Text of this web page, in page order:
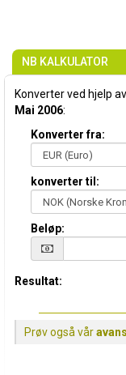
NB KALKULATOR
Konverter ved hjelp av
Mai 2006:
Konverter fra:
konverter til:
Beløp:
Resultat:
Prøv også vår